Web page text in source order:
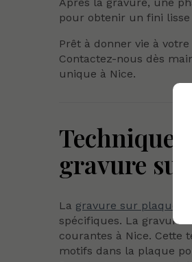
pour obtenir un fini
Prêt à donner vie à
Contactez-nous dès
unique à Nice.
gravure
La gravure sur plaque
spécifiques. La gravure
courantes à Nice. Cette
motifs dans la plaque